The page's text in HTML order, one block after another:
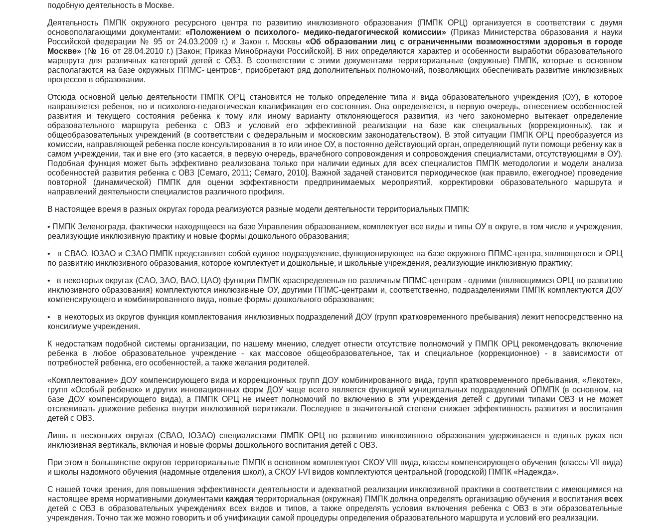
подобную деятельность в Москве.
Деятельность ПМПК окружного ресурсного центра по развитию инклюзивного образования (ПМПК ОРЦ) организуется в соответствии с двумя
основополагающими документами: «Положением о психолого- медико-педагогической комиссии» (Приказ Министерства образования и науки
Российской федерации № 95 от 24.03.2009 г.) и Закон г. Москвы «Об образовании лиц с ограниченными возможностями здоровья в городе
Москве» (№ 16 от 28.04.2010 г.) [Закон; Приказ Минобрнауки Российской]. В них определяются характер и особенности выработки образовательного
маршрута для различных категорий детей с ОВЗ. В соответствии с этими документами территориальные (окружные) ПМПК, которые в основном
располагаются на базе окружных ППМС- центров1, приобретают ряд дополнительных полномочий, позволяющих обеспечивать развитие инклюзивных
процессов в образовании.
Отсюда основной целью деятельности ПМПК ОРЦ становится не только определение типа и вида образовательного учреждения (ОУ), в которое
направляется ребенок, но и психолого-педагогическая квалификация его состояния. Она определяется, в первую очередь, отнесением особенностей
развития и текущего состояния ребенка к тому или иному варианту отклоняющегося развития, из чего закономерно вытекает определение
образовательного маршрута ребенка с ОВЗ и условий его эффективной реализации на базе как специальных (коррекционных), так и
общеобразовательных учреждений (в соответствии с федеральным и московским законодательством). В этой ситуации ПМПК ОРЦ преобразуется из
комиссии, направляющей ребенка после консультирования в то или иное ОУ, в постоянно действующий орган, определяющий пути помощи ребенку как в
самом учреждении, так и вне его (это касается, в первую очередь, врачебного сопровождения и сопровождения специалистами, отсутствующими в ОУ).
Подобная функция может быть эффективно реализована только при наличии единых для всех специалистов ПМПК методологии и модели анализа
особенностей развития ребенка с ОВЗ [Семаго, 2011; Семаго, 2010]. Важной задачей становится периодическое (как правило, ежегодное) проведение
повторной (динамической) ПМПК для оценки эффективности предпринимаемых мероприятий, корректировки образовательного маршрута и
направлений деятельности специалистов различного профиля.
В настоящее время в разных округах города реализуются разные модели деятельности территориальных ПМПК:
• ПМПК Зеленограда, фактически находящееся на базе Управления образованием, комплектует все виды и типы ОУ в округе, в том числе и учреждения,
реализующие инклюзивную практику и новые формы дошкольного образования;
• в СВАО, ЮЗАО и СЗАО ПМПК представляет собой единое подразделение, функционирующее на базе окружного ППМС-центра, являющегося и ОРЦ
по развитию инклюзив­ного образования, которое комплектует и дошкольные, и школьные учреждения, реализующие инклюзивную практику;
• в некоторых округах (САО, ЗАО, ВАО, ЦАО) функции ПМПК «распределены» по различным ППМС-центрам - одними (являющимися ОРЦ по развитию
инклюзивного образования) комплектуются инклюзивные ОУ, другими ППМС-центрами и, соответственно, подразделениями ПМПК комплектуются ДОУ
компенсирующего и комбинированного вида, новые формы дошкольного образования;
• в некоторых из округов функция комплектования инклюзивных подразделений ДОУ (групп кратковременного пребывания) лежит непосредственно на
консилиуме учреждения.
К недостаткам подобной системы организации, по нашему мнению, следует отнести отсутствие полномочий у ПМПК ОРЦ рекомендовать включение
ребенка в любое образовательное учреждение - как массовое общеобразовательное, так и специальное (коррекционное) - в зависимости от
потребностей ребенка, его особенностей, а также желания родителей.
«Комплектование» ДОУ компенсирующего вида и коррекционных групп ДОУ комбинированного вида, групп кратковременного пребывания, «Лекотек»,
групп «Особый ребенок» и других инновационных форм ДОУ чаще всего является функцией муниципальных подразделений ОПМПК (в основном, на
базе ДОУ компенсирующего вида), а ПМПК ОРЦ не имеет полномочий по включению в эти учреждения детей с другими типами ОВЗ и не может
отслеживать движение ребенка внутри инклюзивной веритикали. Последнее в значительной степени снижает эффективность развития и воспитания
детей с ОВЗ.
Лишь в нескольких округах (СВАО, ЮЗАО) специалистами ПМПК ОРЦ по развитию ин­клюзивного образования удерживается в единых руках вся
инклюзивная вертикаль, включая и новые формы дошкольного воспитания детей с ОВЗ.
При этом в большинстве округов территориальные ПМПК в основном комплектуют СКОУ VIII вида, классы компенсирующего обучения (классы VII вида)
и школы надомного обучения (надомные отделения школ), а СКОУ I-VI видов комплектуются центральной (городской) ПМПК «Надежда».
С нашей точки зрения, для повышения эффективности деятельности и адекватной реализации инклюзивной практики в соответствии с имеющимися на
настоящее время нормативными документами каждаятерриториальная (окружная) ПМПК должна определять организацию обучения и воспитания всех
детей с ОВЗ в образовательных учреждениях всех видов и типов, а также определять условия включения ребенка с ОВЗ в эти образовательные
учреждения. Точно так же можно говорить и об унификации самой процедуры определения образовательного маршрута и условий его реализации.